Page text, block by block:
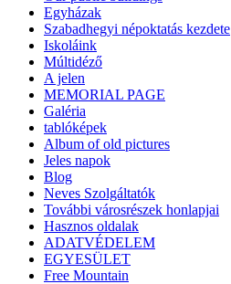
Egyházak
Szabadhegyi népoktatás kezdete
Iskoláink
Múltidéző
A jelen
MEMORIAL PAGE
Galéria
tablóképek
Album of old pictures
Jeles napok
Blog
Neves Szolgáltatók
További városrészek honlapjai
Hasznos oldalak
ADATVÉDELEM
EGYESÜLET
Free Mountain